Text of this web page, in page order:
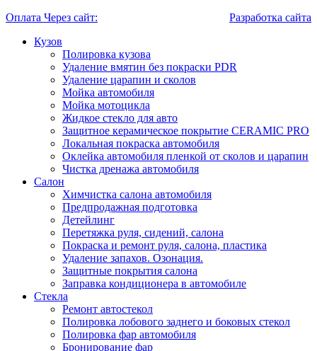
Оплата Через сайт:
Разработка сайта
Кузов
Полировка кузова
Удаление вмятин без покраски PDR
Удаление царапин и сколов
Мойка автомобиля
Мойка мотоцикла
Жидкое стекло для авто
Защитное керамическое покрытие CERAMIC PRO
Локальная покраска автомобиля
Оклейка автомобиля пленкой от сколов и царапин
Чистка дренажа автомобиля
Салон
Химчистка салона автомобиля
Предпродажная подготовка
Детейлинг
Перетяжка руля, сидений, салона
Покраска и ремонт руля, салона, пластика
Удаление запахов. Озонация.
Защитные покрытия салона
Заправка кондиционера в автомобиле
Стекла
Ремонт автостекол
Полировка лобового заднего и боковых стекол
Полировка фар автомобиля
Бронирование фар